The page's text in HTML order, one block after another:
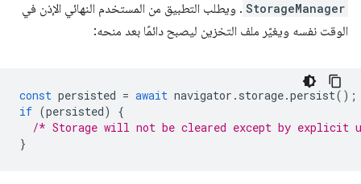
StorageManager . ويطلب التطبيق من المستخدم النهائي الإذن في
الوقت نفسه ويغيّر ملف التخزين ليصبح دائمًا بعد منحه:
const persisted = await navigator . storage.persist();
if (persisted)
{
/* Storage will not be cleared except by explicit
}